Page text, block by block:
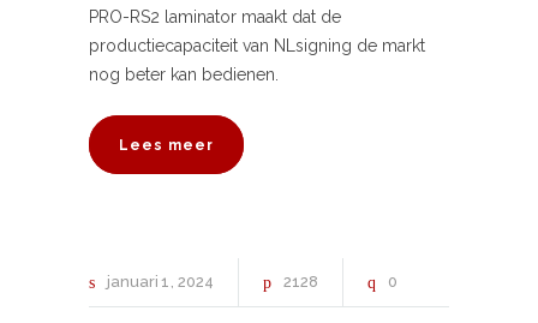
PRO-RS2 laminator maakt dat de
productiecapaciteit van NLsigning de markt
nog beter kan bedienen.
Lees meer
januari 1 2024 2128 0